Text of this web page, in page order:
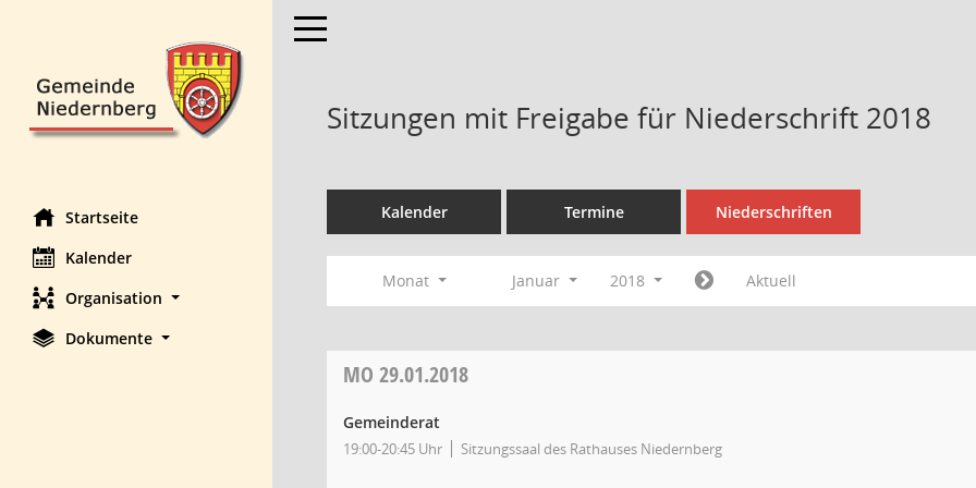
Startseite
Kalender
Organisation
Dokumente
Toggle navigation
Sitzungen mit Freigabe für Niederschrift 2018
Kalender Termine Niederschriften
Monat Januar 2018 Aktuell
MO 29.01.2018
Gemeinderat
19:00-20:45 Uhr Sitzungssaal des Rathauses Niedernberg